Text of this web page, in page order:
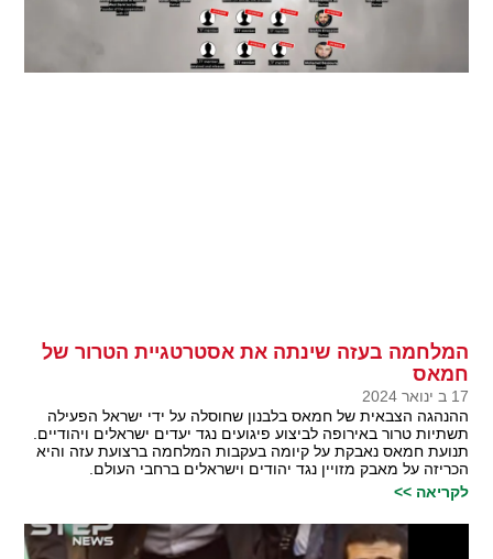
המלחמה בעזה שינתה את אסטרטגיית הטרור של
חמאס
17 ב ינואר 2024
ההנהגה הצבאית של חמאס בלבנון שחוסלה על ידי ישראל הפעילה
תשתיות טרור באירופה לביצוע פיגועים נגד יעדים ישראלים ויהודיים.
תנועת חמאס נאבקת על קיומה בעקבות המלחמה ברצועת עזה והיא
הכריזה על מאבק מזויין נגד יהודים וישראלים ברחבי העולם.
לקריאה >>